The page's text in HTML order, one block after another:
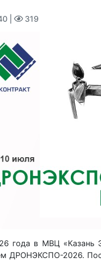
319
года в МВЦ «Казань
ДРОНЭКСПО-2026.